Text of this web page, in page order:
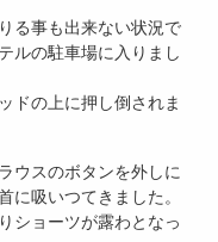
る事も出来ない状況で
ルの駐車場に入りまし
ドの上に押し倒されま
ウスのボタンを外しに
に吸いつてきました。
ショーツが露わとなっ